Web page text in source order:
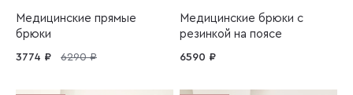
Медицинские прямые
брюки
3774 ₽ 6290 ₽
Медицинские брюки с
резинкой на поясе
6590 ₽